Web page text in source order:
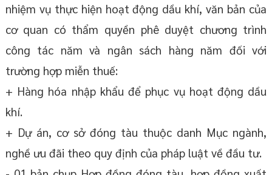
nhiệm vụ thực hiện hoạt động dầu khí, văn bản của
cơ quan có thẩm quyền phê duyệt chương trình
công tác năm và ngân sách hàng năm đối với
trường hợp miễn thuế:
+ Hàng hóa nhập khẩu để phục vụ hoạt động dầu
khí.
+ Dự án, cơ sở đóng tàu thuộc danh Mục ngành,
nghề ưu đãi theo quy định của pháp luật về đầu tư.